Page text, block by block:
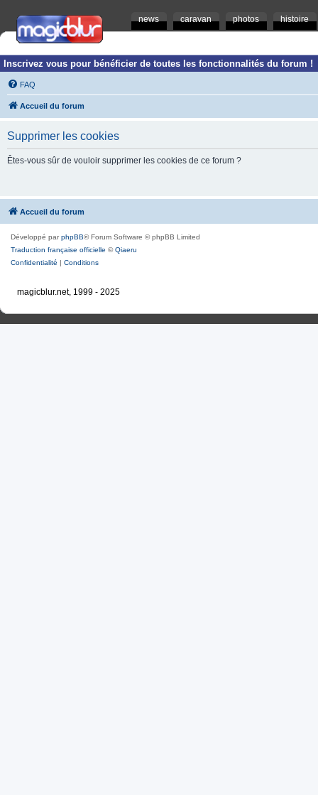
news caravan photos histoire
Inscrivez vous pour bénéficier de toutes les fonctionnalités du forum !
FAQ
Accueil du forum
Supprimer les cookies
Êtes-vous sûr de vouloir supprimer les cookies de ce forum ?
Accueil du forum
Développé parphpBB® Forum Software © phpBB Limited
Traduction française officielle ©Qiaeru
Confidentialité | Conditions
magicblur.net, 1999 - 2025